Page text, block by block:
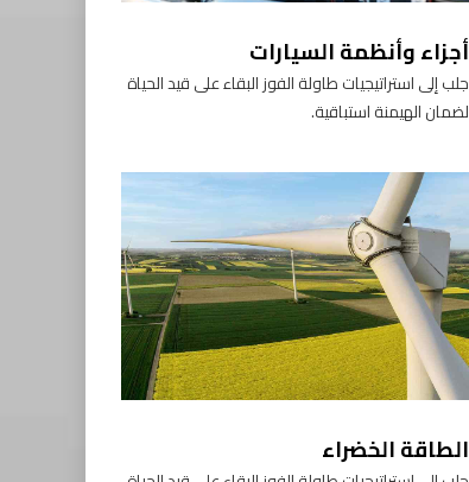
أجزاء وأنظمة السيارات
جلب إلى استراتيجيات طاولة الفوز البقاء على قيد الحياة
لضمان الهيمنة استباقية.
الطاقة الخضراء